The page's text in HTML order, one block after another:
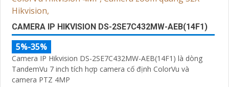
CAMERA IP HIKVISION DS-2SE7C432MW-AEB(14F1)
5%-35%
Camera IP Hikvision DS-2SE7C432MW-AEB(14F1) là dòng
TandemVu 7 inch tích hợp camera cố định ColorVu và
camera PTZ 4MP